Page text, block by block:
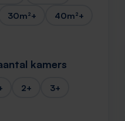
30m²+
40m²+
kamers
2+
3+